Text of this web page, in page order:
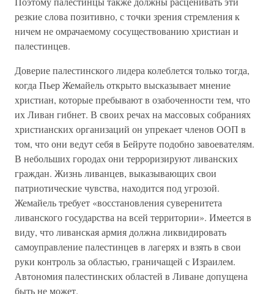
резкие слова позитивно, с точки зрения стремления к
ничем не омрачаемому сосуществованию христиан и
палестинцев.
Доверие палестинского лидера колеблется только тогда,
когда Пьер Жемайель открыто высказывает мнение
христиан, которые пребывают в озабоченности тем, что
их Ливан гибнет. В своих речах на массовых собраниях
христианских организаций он упрекает членов ООП в
том, что они ведут себя в Бейруте подобно завоевателям.
В небольших городах они терроризируют ливанских
граждан. Жизнь ливанцев, выказывающих свои
патриотические чувства, находится под угрозой.
Жемайель требует «восстановления суверенитета
ливанского государства на всей территории». Имеется в
виду, что ливанская армия должна ликвидировать
самоуправление палестинцев в лагерях и взять в свои
руки контроль за областью, граничащей с Израилем.
Автономия палестинских областей в Ливане допущена
быть не может.